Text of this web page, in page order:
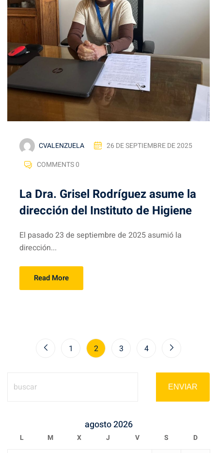
CVALENZUELA
26 DE SEPTIEMBRE DE 2025
COMMENTS 0
La Dra. Grisel Rodríguez asume la
dirección del Instituto de Higiene
El pasado 23 de septiembre de 2025 asumió la
dirección...
Read More
1 2 3 4
ENVIAR
agosto 2026
L M X J V S D